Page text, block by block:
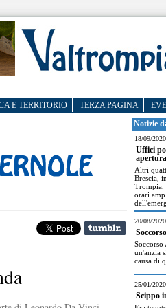
E TERRITORIO TERZA PAGINA
Notizie
18/09/2020
Uffici
apertura
Altri
Brescia,
Trompia,
orari
20/08/2020
Soccorso
un'anzia
causa di
25/01/2020
Scippo